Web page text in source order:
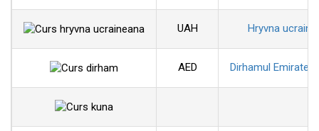
UAH Hryvna
AED Dirhamul